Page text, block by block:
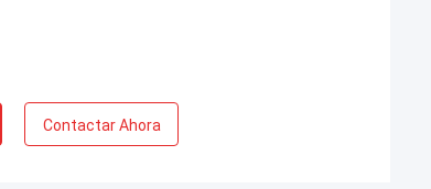
Contactar Ahora